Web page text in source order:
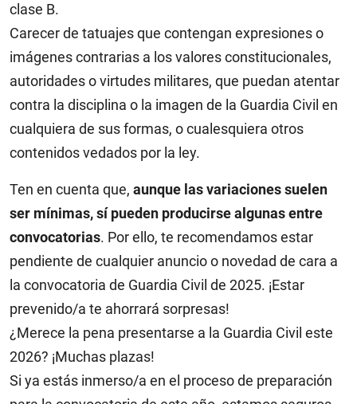
clase B.
Carecer de tatuajes que contengan expresiones o
imágenes contrarias a los valores constitucionales,
autoridades o virtudes militares, que puedan atentar
contra la disciplina o la imagen de la Guardia Civil en
cualquiera de sus formas, o cualesquiera otros
contenidos vedados por la ley.
Ten en cuenta que, aunque las variaciones suelen
ser mínimas, sí pueden producirse algunas entre
convocatorias. Por ello, te recomendamos estar
pendiente de cualquier anuncio o novedad de cara a
la convocatoria de Guardia Civil de 2025. ¡Estar
prevenido/a te ahorrará sorpresas!
¿Merece la pena presentarse a la Guardia Civil este
2026? ¡Muchas plazas!
Si ya estás inmerso/a en el proceso de preparación